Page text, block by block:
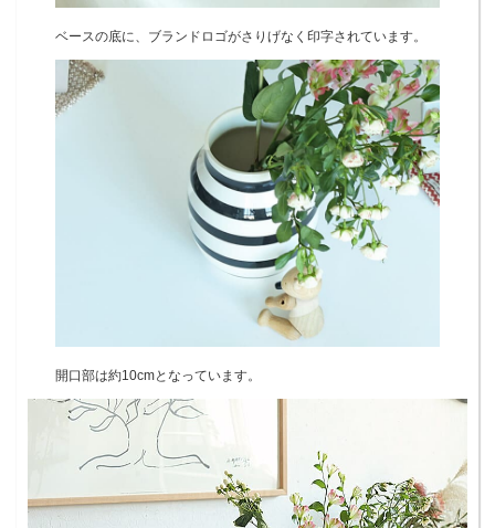
ベースの底に、ブランドロゴがさりげなく印字されています。
開口部は約10cmとなっています。